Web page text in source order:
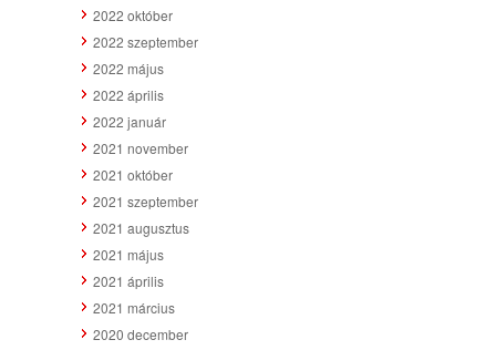
2022 október
2022 szeptember
2022 május
2022 április
2022 január
2021 november
2021 október
2021 szeptember
2021 augusztus
2021 május
2021 április
2021 március
2020 december